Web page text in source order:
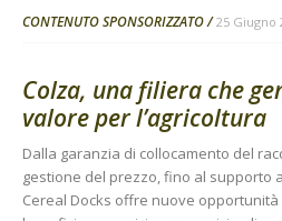
CONTENUTO SPONSORIZZATO 25 Giugno
Colza, una filiera che
valore per l’agricoltura
Dalla garanzia di collocamento del
gestione del prezzo, fino al supporto
Cereal Docks offre nuove